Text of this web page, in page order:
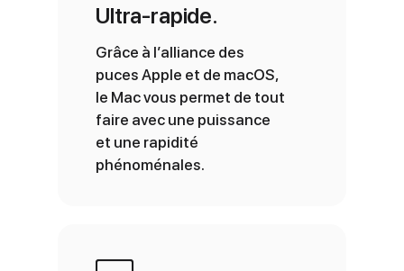
Ultra‑rapide.
Grâce à l’alliance des
puces Apple et de macOS,
le Mac vous permet de tout
faire avec une puissance
et une rapidité
phénoménales.